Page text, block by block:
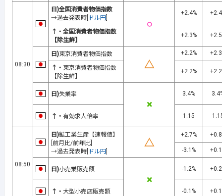
08:30
日)全国消費者物価指数
→過去発表時[ ドル円 ○
+2.4%
↑・全国消費者物価指数
【除生鮮】
+2.3%
日)東京消費者物価指数
△
+2.2%
↑・ 東京消費者物価指数
【除生鮮】
+2.2%
日)失業率
×
3.4%
↑・ 有効求人倍率 1.15
08:50
日)鉱工業生産【速報値】
[前月比/前年比]
→過去発表時[ ドル円
△
+2.7%
-3.1%
日)小売業販売額
×
-1.2%
↑・ 大型小売店販売額 -0.1%